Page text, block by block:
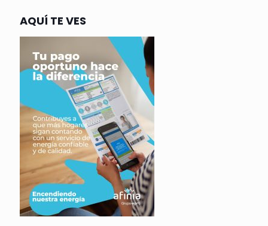
AQUÍ TE VES